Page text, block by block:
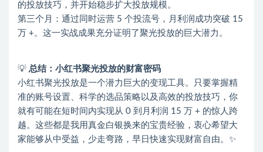
的投放技巧，并开始稳步扩大投放规模。
第三个月：通过同时运营 5 个投流号，月利润成功突破 15
万 +。这一实战成果充分证明了聚光投放的巨大潜力。
💡 总结：小红书聚光投放的财富密码
小红书聚光投放是一个潜力巨大的变现工具。只要掌握精
准的账号设置、科学的选品策略以及高效的投放技巧，你
就有可能在短时间内实现从 0 到月利润 15 万 + 的惊人跨
越。这些都是我用真金白银换来的宝贵经验，衷心希望大
家能够从中受益，少走弯路，早日快速实现财富自由。✨